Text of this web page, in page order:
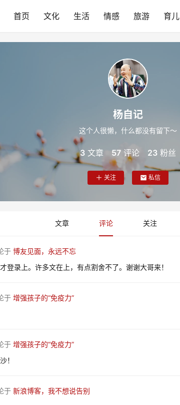
首页 文化 生活 情感 旅游 育儿
杨自记
这个人很懒，什么都没有留下～
3 文章 57 评论 23 粉丝
关注 私信
文章 评论 关注
于 博友见面，永远不忘
登录上。许多文在上，有点割舍不了。谢谢大哥来！
于 增强孩子的“免疫力”
于 增强孩子的“免疫力”
！
于 新浪博客，我不想说告别